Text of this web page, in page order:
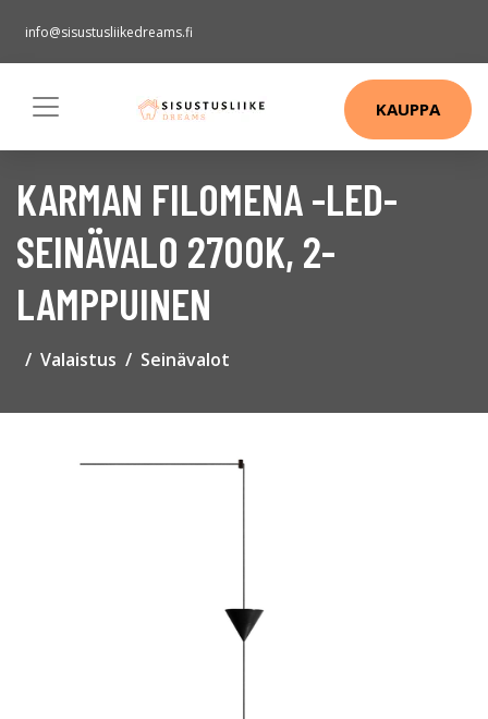
info@sisustusliikedreams.fi
KAUPPA
KARMAN FILOMENA -LED-
SEINÄVALO 2700K, 2-
LAMPPUINEN
Valaistus Seinävalot